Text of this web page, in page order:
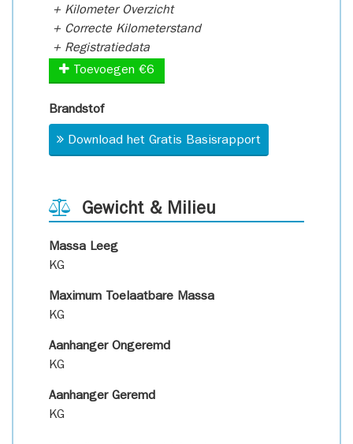
+ Kilometer Overzicht
+ Correcte Kilometerstand
+ Registratiedata
Toevoegen €6
Brandstof
Download het Gratis Basisrapport
Gewicht & Milieu
Massa Leeg
KG
Maximum Toelaatbare Massa
KG
Aanhanger Ongeremd
KG
Aanhanger Geremd
KG